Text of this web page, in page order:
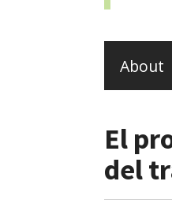
About
El
del